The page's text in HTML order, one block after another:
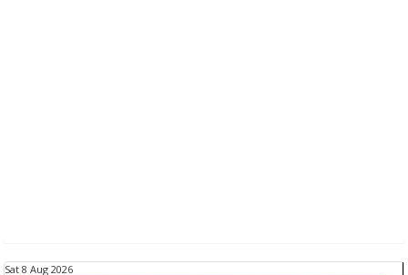
Sat 8 Aug 2026